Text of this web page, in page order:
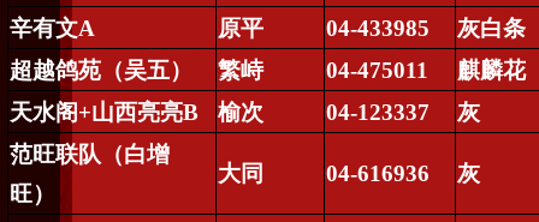
辛有文A 原平 04-433985
灰白条
超越鸽苑（吴五）
繁峙 04-475011
麒麟花
天水阁+山西亮亮B 榆次 04-123337
灰
范旺联队（白增
旺）
大同 04-616936 灰